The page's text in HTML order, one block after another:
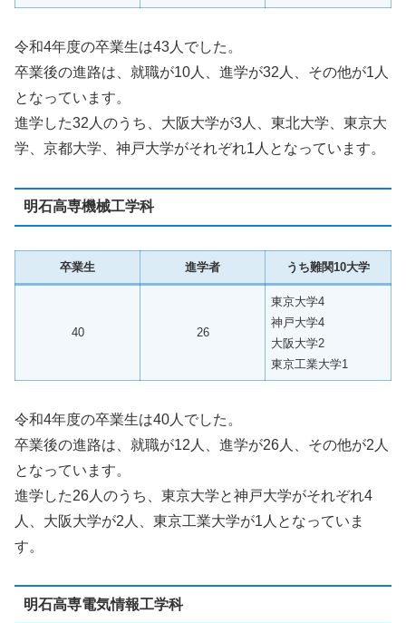
令和4年度の卒業生は43人でした。
卒業後の進路は、就職が10人、進学が32人、その他が1人
となっています。
進学した32人のうち、大阪大学が3人、東北大学、東京大
学、京都大学、神戸大学がそれぞれ1人となっています。
明石高専機械工学科
卒業生 進学者 うち難関10大学
40 26
東京大学4
神戸大学4
大阪大学2
東京工業大学1
令和4年度の卒業生は40人でした。
卒業後の進路は、就職が12人、進学が26人、その他が2人
となっています。
進学した26人のうち、東京大学と神戸大学がそれぞれ4
人、大阪大学が2人、東京工業大学が1人となっていま
す。
明石高専電気情報工学科